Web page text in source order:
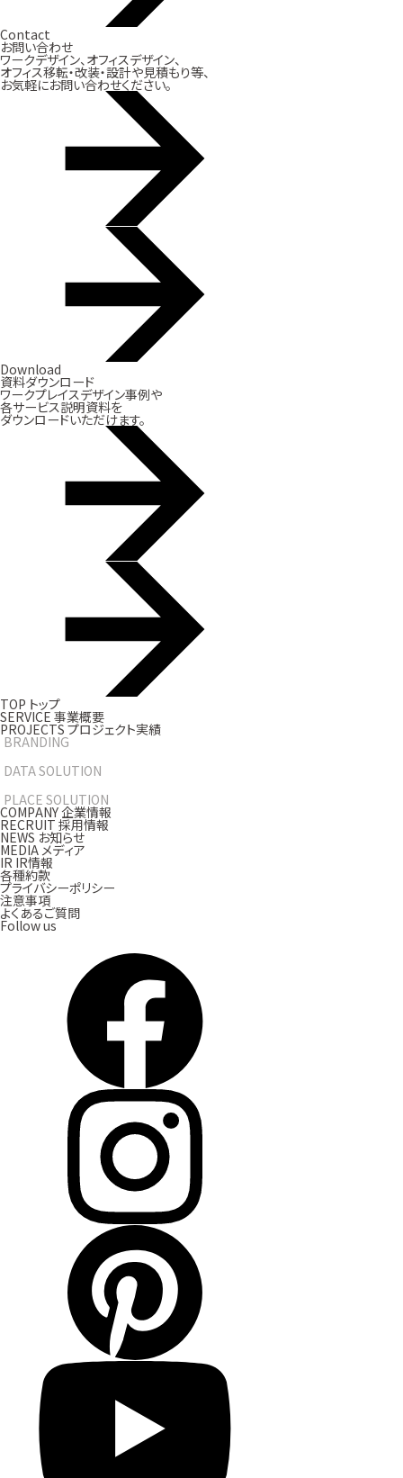
Contact
お問い合わせ
ワークデザイン、オフィスデザイン、
オフィス移転・改装・設計や見積もり等、
お気軽にお問い合わせください。
Download
資料ダウンロード
ワークプレイスデザイン事例や
各サービス説明資料を
ダウンロードいただけます。
TOP トップ
SERVICE 事業概要
PROJECTS プロジェクト実績
BRANDING
DATA SOLUTION
PLACE SOLUTION
COMPANY企業情報
RECRUIT 採用情報
NEWS お知らせ
MEDIA メディア
IR IR情報
各種約款
プライバシーポリシー
注意事項
よくあるご質問
Follow us